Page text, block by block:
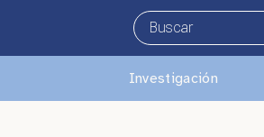
Investigación